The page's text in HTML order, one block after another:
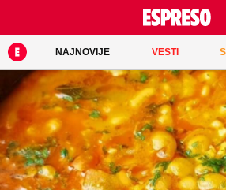
NAJNOVIJE VESTI